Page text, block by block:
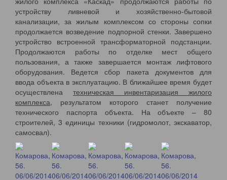
устройству ливневой и хозяйственно-бытовой
канализации, за жилым комплексом со стороны сопки
продолжается возведение подпорной стенки. Завершено
устройство встроенной трансформаторной подстанции.
Продолжаются работы по отделке мест общего
пользования, а также завершается монтаж лифтового
оборудования. Ведется сбор пакета документов для
ввода объекта в эксплуатацию. В ближайшее время будет
осуществлена техническая инвентаризация жилого
комплекса, результатом которого станет получение
технического паспорта объекта. На объекте – 80
строителей, 3 единицы техники (гидромолот, экскаватор,
самосвал).